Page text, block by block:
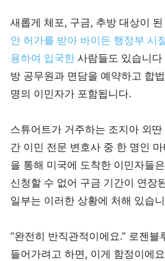
새롭게 체포, 구금, 추방 대상이
안 허가를 받아 바이든 행정부 시
용하여 입국한 사람들도 있습니
방 공무원과 면담을 예약하고 합
명의 이민자가 포함됩니다.
스튜어트가 거주하는 조지아 외
간 이민 전문 변호사 중 한 명인
을 통해 미국에 도착한 이민자들
신청할 수 없어 구금 기간이 연장
일부는 이러한 상황에 처해 있습
“완전히 반직관적이에요.” 로젠블
들어가려고 하면, 이게 함정이에요